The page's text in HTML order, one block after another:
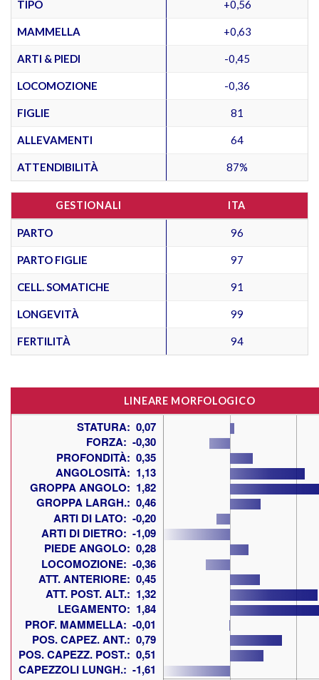
TIPO +0,56
MAMMELLA +0,63
ARTI & PIEDI -0,45
LOCOMOZIONE -0,36
FIGLIE 81
ALLEVAMENTI 64
ATTENDIBILITÀ 87%
GESTIONALI ITA
PARTO 96
PARTO FIGLIE 97
CELL. SOMATICHE 91
LONGEVITÀ 99
FERTILITÀ 94
LINEARE MORFOLOGICO